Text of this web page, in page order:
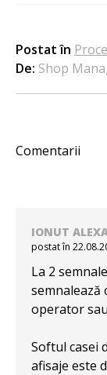
Postat în
De: Shop
Comentarii
IONUT
postat în
La 2
semnalează
operator
Softul casei
afisaje este